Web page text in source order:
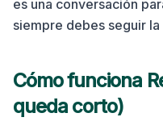
es una conversación
siempre debes seguir
Cómo funciona
queda corto)